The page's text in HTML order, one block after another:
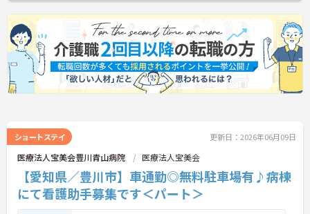
ショートステイ 更新日：2026年06月09日
医療法人宝美会豊川青山病院 医療法人宝美会
【愛知県／豊川市】車通勤◎無料駐車場有♪病棟
にて看護助手募集です＜パート＞